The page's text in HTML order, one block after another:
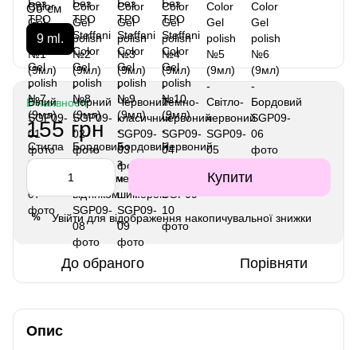
Об`єм
9 ml.
В наявності
155 грн
Купити
% Увійтидля відображення накопичувальної знижки
До обраного Порівняти
Опис